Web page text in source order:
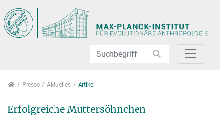
PressePresse Aktuelles Artikel
Erfolgreiche Muttersöhnchen